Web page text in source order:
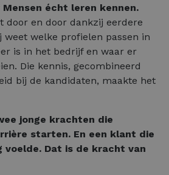
écht leren kennen.
door en door dankzij eerdere
weet welke profielen passen in
is in het bedrijf en waar er
Die kennis, gecombineerd
bij de kandidaten, maakte het
jonge krachten die
starten. En een klant die
voelde. Dat is de kracht van